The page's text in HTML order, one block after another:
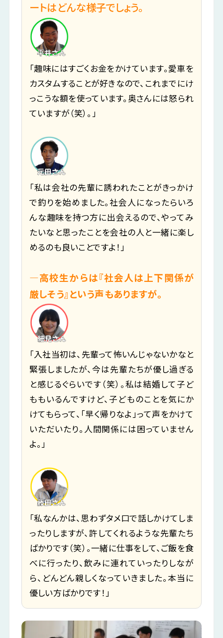
ートはどんな様子でしょう。
「趣味にはすごくお金をかけています。愛車を
カスタムすることが好きなので、これまでにけ
っこうな額を使っています。奥さんには怒られ
ていますが（笑）。」
「私は会社の先輩に誘われたことがきっかけ
で釣りを始めました。社会人になったらいろ
んな趣味を持つ方に出会えるので、やってみ
たいなと思ったことを会社の人と一緒に楽し
めるのも良いことですよ！」
―高校生からは『社会人は上下関係が
厳しそう』という声もありますが。
「入社当初は、先輩って怖いんじゃないかなと
緊張しましたが、今は先輩たちが優し過ぎる
と感じるぐらいです（笑）。私は結婚して子ど
ももいるんですけど、子どものことを気にか
けてもらって、「早く帰りなよ」って声をかけて
いただいたり。人間関係には困っていません
よ。」
「私なんかは、思わずタメ口で話しかけてしま
ったりしますが、許してくれるような先輩たち
ばかりです（笑）。一緒に仕事をして、ご飯を食
べに行ったり、飲みに連れていったりしなが
ら、どんどん親しくなっていきました。本当に
優しい方ばかりです！」